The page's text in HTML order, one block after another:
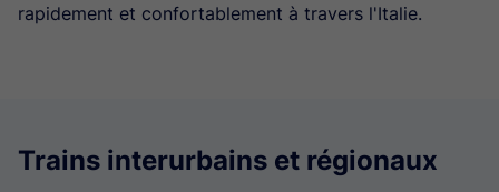
rapidement et confortablement à travers l'Italie.
Trains interurbains et régionaux